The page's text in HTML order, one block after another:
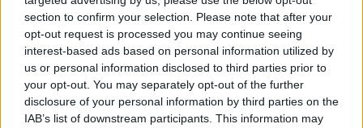
section to confirm your selection. Please note that after your
opt-out request is processed you may continue seeing
interest-based ads based on personal information utilized by
us or personal information disclosed to third parties prior to
your opt-out. You may separately opt-out of the further
disclosure of your personal information by third parties on the
IAB’s list of downstream participants. This information may
Vor- und Nachname